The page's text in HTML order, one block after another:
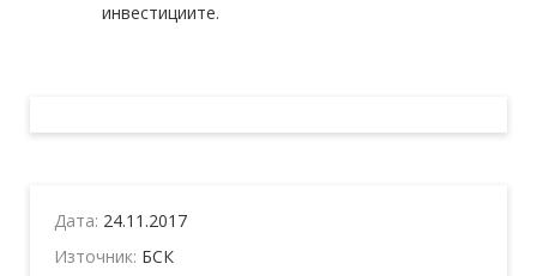
инвестициите.
Дата: 24.11.2017
Източник: БСК